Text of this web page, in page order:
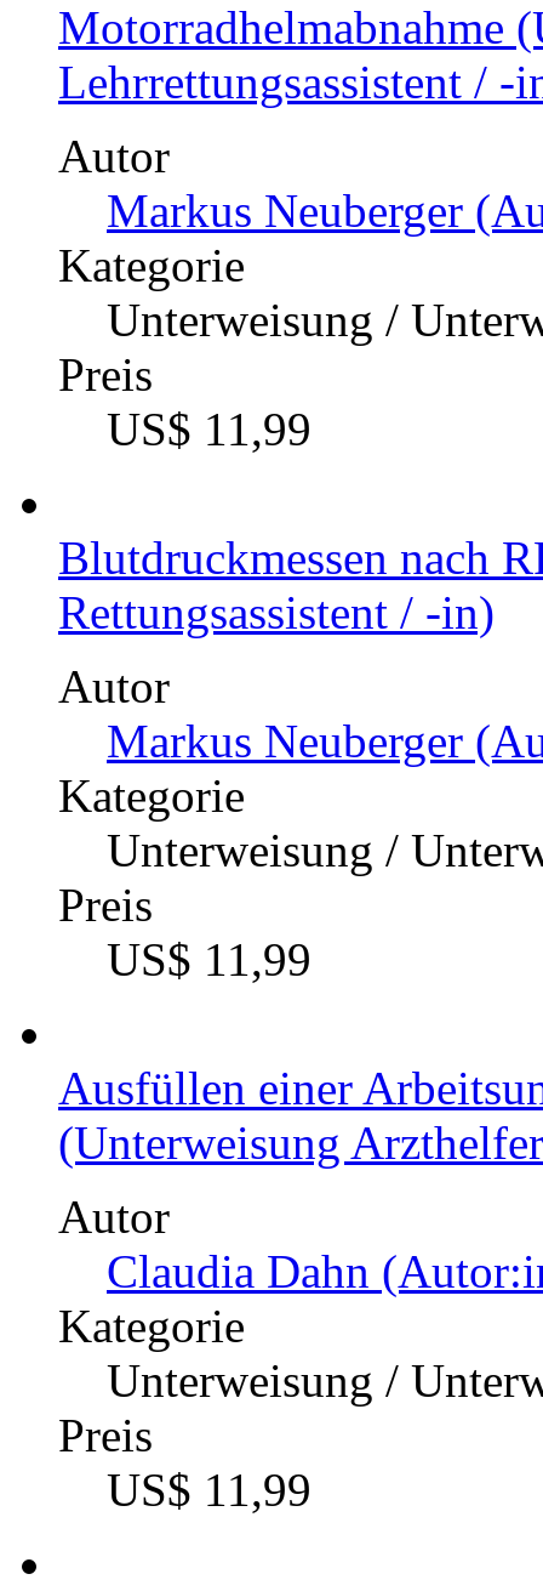
Motorradhelmabnahme
Lehrrettungsassistent / -
Autor
Markus Neuberger
Kategorie
Unterweisung /
Preis
US$ 11,99
Blutdruckmessen nach
Rettungsassistent / -in)
Autor
Markus Neuberger
Kategorie
Unterweisung /
Preis
US$ 11,99
Ausfüllen einer
(Unterweisung
Autor
Claudia Dahn
Kategorie
Unterweisung /
Preis
US$ 11,99